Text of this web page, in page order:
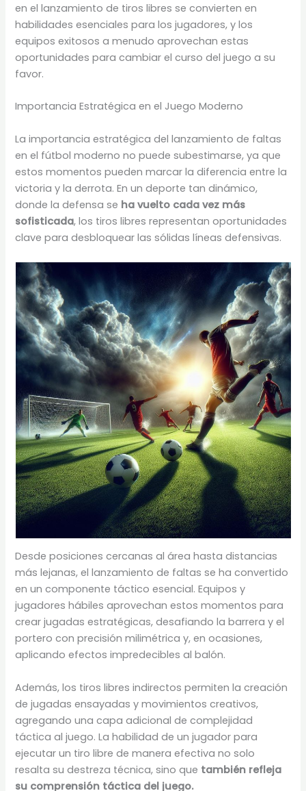
en el lanzamiento de tiros libres se convierten en
habilidades esenciales para los jugadores, y los
equipos exitosos a menudo aprovechan estas
oportunidades para cambiar el curso del juego a su
favor.
Importancia Estratégica en el Juego Moderno
La importancia estratégica del lanzamiento de faltas
en el fútbol moderno no puede subestimarse, ya que
estos momentos pueden marcar la diferencia entre la
victoria y la derrota. En un deporte tan dinámico,
donde la defensa se ha vuelto cada vez más
sofisticada, los tiros libres representan oportunidades
clave para desbloquear las sólidas líneas defensivas.
Desde posiciones cercanas al área hasta distancias
más lejanas, el lanzamiento de faltas se ha convertido
en un componente táctico esencial. Equipos y
jugadores hábiles aprovechan estos momentos para
crear jugadas estratégicas, desafiando la barrera y el
portero con precisión milimétrica y, en ocasiones,
aplicando efectos impredecibles al balón.
Además, los tiros libres indirectos permiten la creación
de jugadas ensayadas y movimientos creativos,
agregando una capa adicional de complejidad
táctica al juego. La habilidad de un jugador para
ejecutar un tiro libre de manera efectiva no solo
resalta su destreza técnica, sino que también refleja
su comprensión táctica del juego.